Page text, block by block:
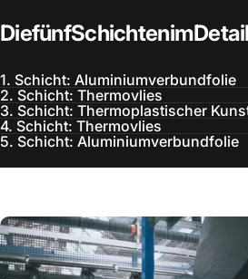
DiefünfSchichtenimDetail
1. Schicht: Aluminiumverbundfolie
2. Schicht: Thermovlies
3. Schicht: Thermoplastischer
4. Schicht: Thermovlies
5. Schicht: Aluminiumverbundfolie